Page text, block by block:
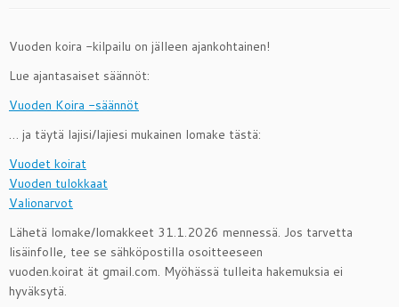
Vuoden koira -kilpailu on jälleen ajankohtainen!
Lue ajantasaiset säännöt:
Vuoden Koira -säännöt
… ja täytä lajisi/lajiesi mukainen lomake tästä:
Vuodet koirat
Vuoden tulokkaat
Valionarvot
Lähetä lomake/lomakkeet 31.1.2026 mennessä. Jos tarvetta
lisäinfolle, tee se sähköpostilla osoitteeseen
vuoden.koirat ät gmail.com. Myöhässä tulleita hakemuksia ei
hyväksytä.